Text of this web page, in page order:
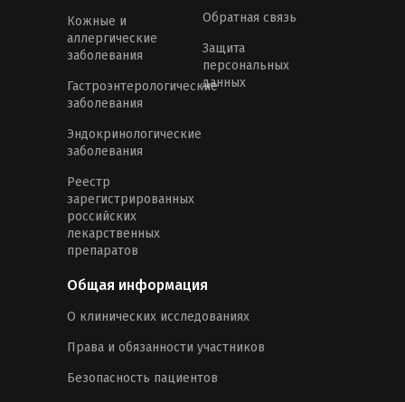
Кожные и
аллергические
заболевания
Гастроэнтерологические
заболевания
Эндокринологические
заболевания
Реестр
зарегистрированных
российских
лекарственных
препаратов
Обратная связь
Защита
персональных
данных
Общая информация
О клинических исследованиях
Права и обязанности участников
Безопасность пациентов